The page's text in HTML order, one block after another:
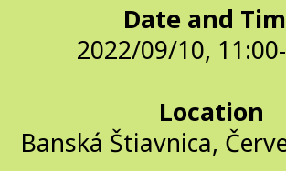
Date and
2022/09/10,
Location
Banská Štiavnica,